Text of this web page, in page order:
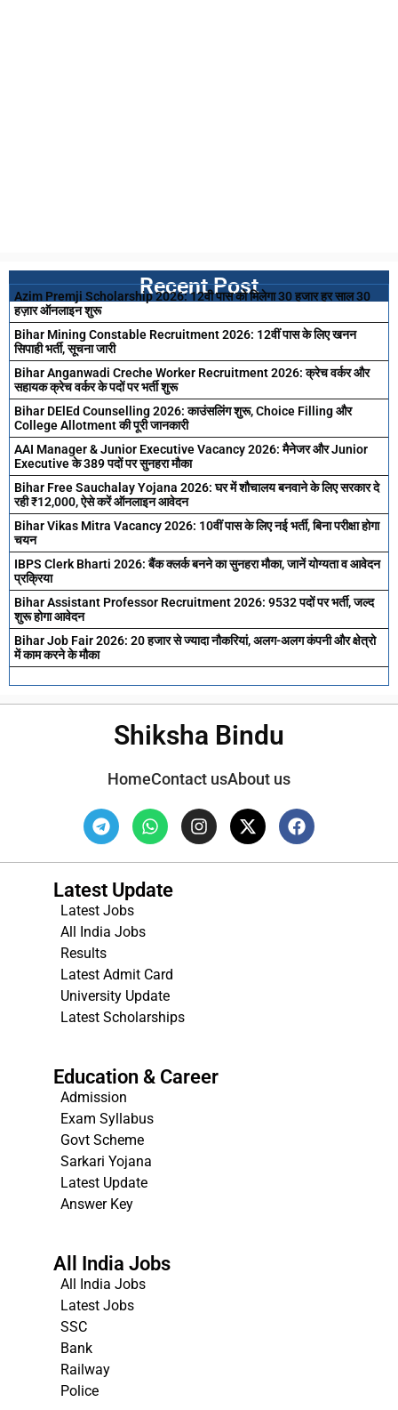
Recent Post
Azim Premji Scholarship 2026: 12वी पास को मिलेगा 30 हजार हर साल 30
हज़ार ऑनलाइन शुरू
Bihar Mining Constable Recruitment 2026: 12वीं पास के लिए खनन
सिपाही भर्ती, सूचना जारी
Bihar Anganwadi Creche Worker Recruitment 2026: क्रेच वर्कर और
सहायक क्रेच वर्कर के पदों पर भर्ती शुरू
Bihar DElEd Counselling 2026: काउंसलिंग शुरू, Choice Filling और
College Allotment की पूरी जानकारी
AAI Manager & Junior Executive Vacancy 2026: मैनेजर और Junior
Executive के 389 पदों पर सुनहरा मौका
Bihar Free Sauchalay Yojana 2026: घर में शौचालय बनवाने के लिए सरकार दे
रही ₹12,000, ऐसे करें ऑनलाइन आवेदन
Bihar Vikas Mitra Vacancy 2026: 10वीं पास के लिए नई भर्ती, बिना परीक्षा होगा
चयन
IBPS Clerk Bharti 2026: बैंक क्लर्क बनने का सुनहरा मौका, जानें योग्यता व आवेदन
प्रक्रिया
Bihar Assistant Professor Recruitment 2026: 9532 पदों पर भर्ती, जल्द
शुरू होगा आवेदन
Bihar Job Fair 2026: 20 हजार से ज्यादा नौकरियां, अलग-अलग कंपनी और क्षेत्रो
में काम करने के मौका
Shiksha Bindu
HomeContact usAbout us
Latest Update
Latest Jobs
All India Jobs
Results
Latest Admit Card
University Update
Latest Scholarships
Education & Career
Admission
Exam Syllabus
Govt Scheme
Sarkari Yojana
Latest Update
Answer Key
All India Jobs
All India Jobs
Latest Jobs
SSC
Bank
Railway
Police